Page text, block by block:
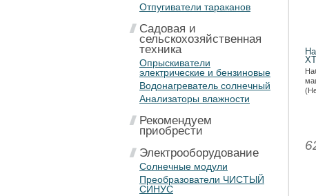
Отпугиватели тараканов
Садовая и
сельскохозяйственная
техника
Опрыскиватели
электрические и бензиновые
Водонагреватель солнечный
Анализаторы влажности
Рекомендуем
приобрести
Электрооборудование
Солнечные модули
Преобразователи ЧИСТЫЙ
СИНУС